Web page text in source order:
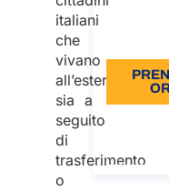
italiani
che
vivano
all’estero,
sia a
seguito
di
trasferimento
o